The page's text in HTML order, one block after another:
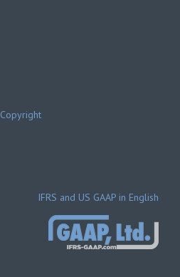
Copyright
IFRS and US GAAP in English